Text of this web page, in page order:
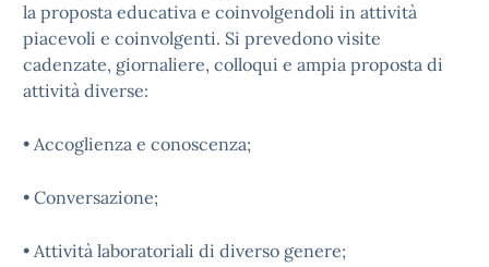
la proposta educativa e coinvolgendoli in attività
piacevoli e coinvolgenti. Si prevedono visite
cadenzate, giornaliere, colloqui e ampia proposta di
attività diverse:
• Accoglienza e conoscenza;
• Conversazione;
• Attività laboratoriali di diverso genere;